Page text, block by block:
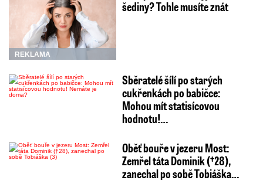
REKLAMA
šediny? Tohle musíte znát
Sběratelé šílí po starých
cukřenkách po babičce:
Mohou mít statisícovou
hodnotu!…
Oběť bouře v jezeru Most:
Zemřel táta Dominik (†28),
zanechal po sobě Tobiáška…